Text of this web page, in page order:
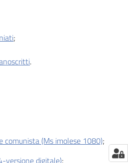
;
.
comunista (Ms imolese 1080);
versione digitale);